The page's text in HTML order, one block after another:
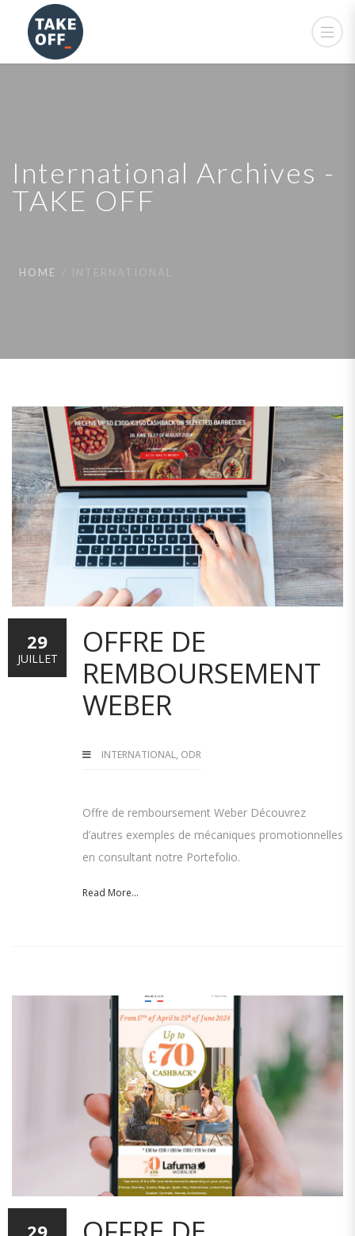
International Archives -
TAKE OFF
HOME INTERNATIONAL
OFFRE DE
REMBOURSEMENT
WEBER
INTERNATIONAL, ODR
Offre de remboursement Weber Découvrez
d’autres exemples de mécaniques promotionnelles
en consultant notre Portefolio.
Read More...
29
JUILLET
29